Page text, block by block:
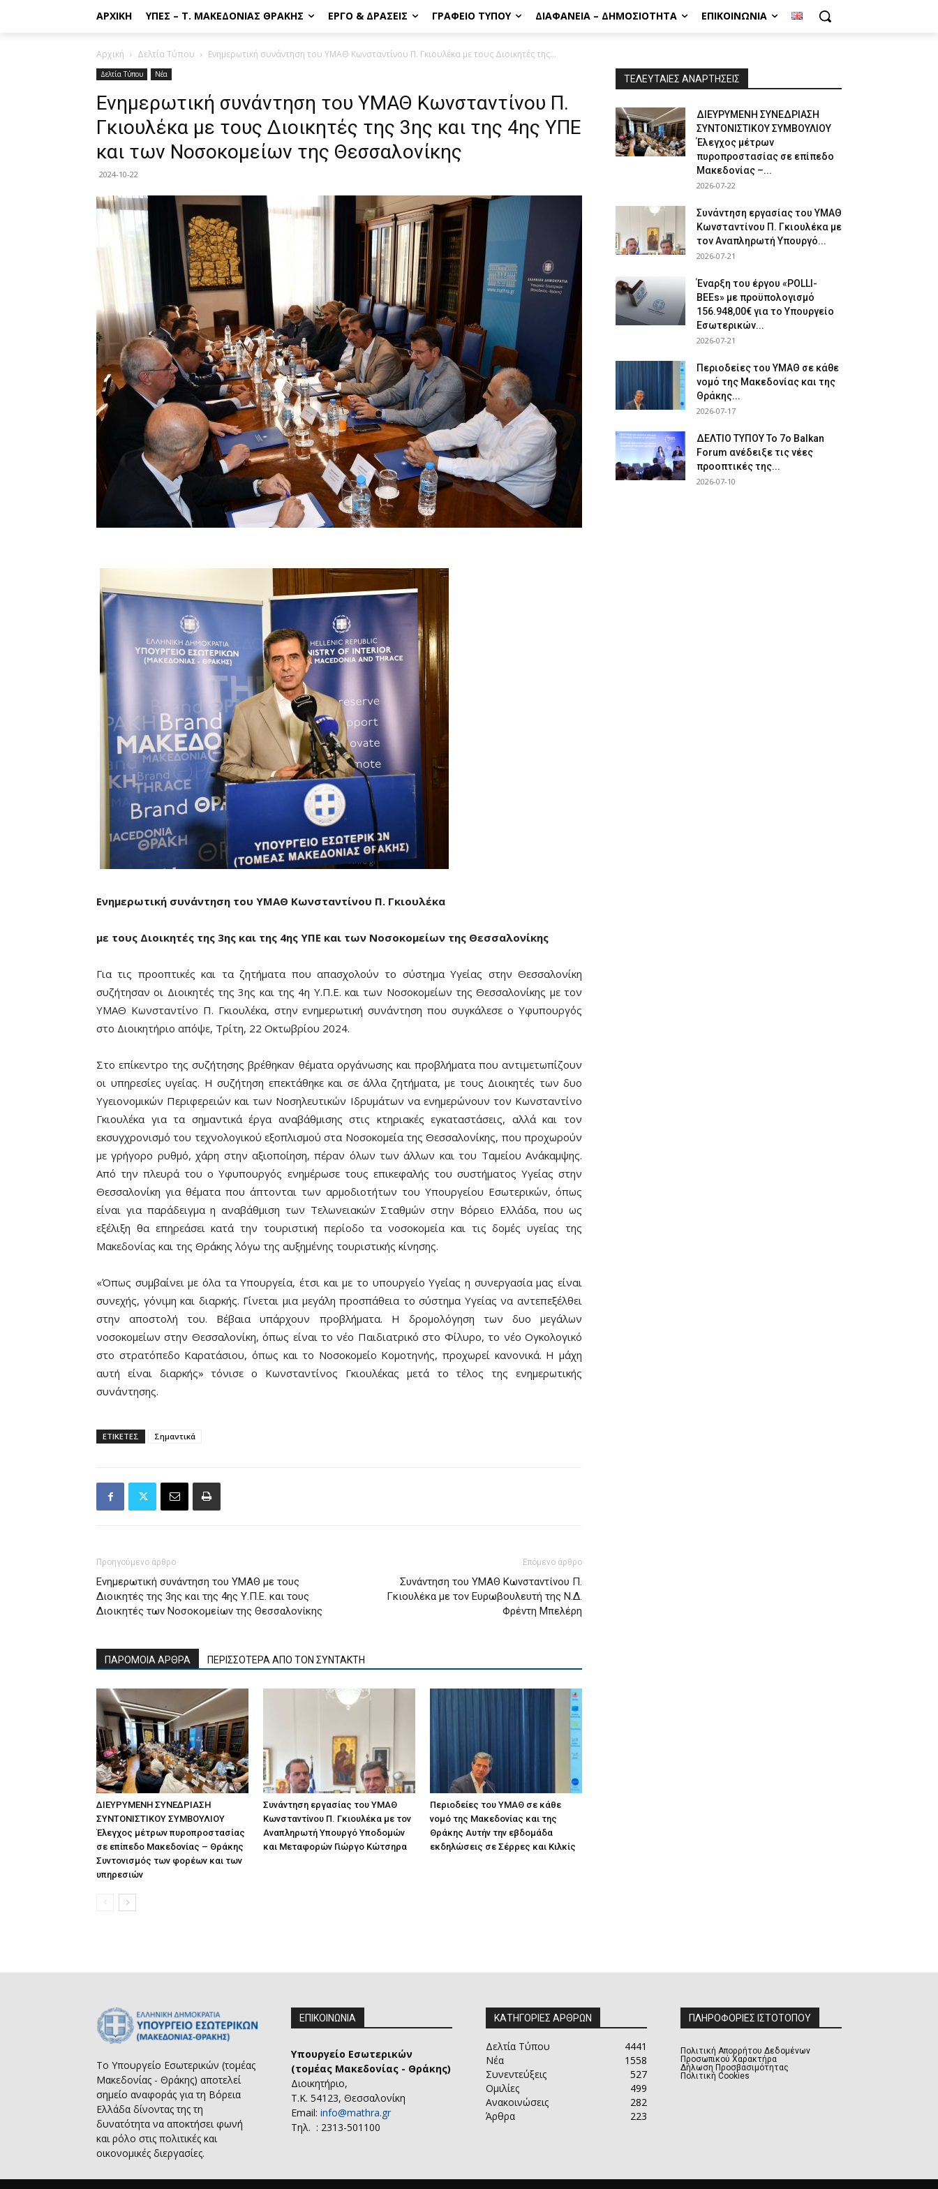
ΑΡΧΙΚΉ ΥΠΕΣ – Τ. ΜΑΚΕΔΟΝΊΑΣ ΘΡΆΚΗΣ ΈΡΓΟ & ΔΡΆΣΕΙΣ ΓΡΑΦΕΊΟ ΤΎΠΟΥ ΔΙΑΦΆΝΕΙΑ – ΔΗΜΟΣΙΌΤΗΤΑ ΕΠΙΚΟΙΝΩΝΊΑ
Αρχική Δελτία Τύπου Ενημερωτική συνάντηση του ΥΜΑΘ Κωνσταντίνου Π. Γκιουλέκα με τους Διοικητές της...
Δελτία Τύπου Νέα
Ενημερωτική συνάντηση του ΥΜΑΘ Κωνσταντίνου Π.
Γκιουλέκα με τους Διοικητές της 3ης και της 4ης ΥΠΕ
και των Νοσοκομείων της Θεσσαλονίκης
2024-10-22
Ενημερωτική συνάντηση του ΥΜΑΘ Κωνσταντίνου Π. Γκιουλέκα
με τους Διοικητές της 3ης και της 4ης ΥΠΕ και των Νοσοκομείων της Θεσσαλονίκης
Για τις προοπτικές και τα ζητήματα που απασχολούν το σύστημα Υγείας στην Θεσσαλονίκη
συζήτησαν οι Διοικητές της 3ης και της 4η Υ.Π.Ε. και των Νοσοκομείων της Θεσσαλονίκης με τον
ΥΜΑΘ Κωνσταντίνο Π. Γκιουλέκα, στην ενημερωτική συνάντηση που συγκάλεσε ο Υφυπουργός
στο Διοικητήριο απόψε, Τρίτη, 22 Οκτωβρίου 2024.
Στο επίκεντρο της συζήτησης βρέθηκαν θέματα οργάνωσης και προβλήματα που αντιμετωπίζουν
οι υπηρεσίες υγείας. Η συζήτηση επεκτάθηκε και σε άλλα ζητήματα, με τους Διοικητές των δυο
Υγειονομικών Περιφερειών και των Νοσηλευτικών Ιδρυμάτων να ενημερώνουν τον Κωνσταντίνο
Γκιουλέκα για τα σημαντικά έργα αναβάθμισης στις κτηριακές εγκαταστάσεις, αλλά και τον
εκσυγχρονισμό του τεχνολογικού εξοπλισμού στα Νοσοκομεία της Θεσσαλονίκης, που προχωρούν
με γρήγορο ρυθμό, χάρη στην αξιοποίηση, πέραν όλων των άλλων και του Ταμείου Ανάκαμψης.
Από την πλευρά του ο Υφυπουργός ενημέρωσε τους επικεφαλής του συστήματος Υγείας στην
Θεσσαλονίκη για θέματα που άπτονται των αρμοδιοτήτων του Υπουργείου Εσωτερικών, όπως
είναι για παράδειγμα η αναβάθμιση των Τελωνειακών Σταθμών στην Βόρειο Ελλάδα, που ως
εξέλιξη θα επηρεάσει κατά την τουριστική περίοδο τα νοσοκομεία και τις δομές υγείας της
Μακεδονίας και της Θράκης λόγω της αυξημένης τουριστικής κίνησης.
«Όπως συμβαίνει με όλα τα Υπουργεία, έτσι και με το υπουργείο Υγείας η συνεργασία μας είναι
συνεχής, γόνιμη και διαρκής. Γίνεται μια μεγάλη προσπάθεια το σύστημα Υγείας να αντεπεξέλθει
στην αποστολή του. Βέβαια υπάρχουν προβλήματα. Η δρομολόγηση των δυο μεγάλων
νοσοκομείων στην Θεσσαλονίκη, όπως είναι το νέο Παιδιατρικό στο Φίλυρο, το νέο Ογκολογικό
στο στρατόπεδο Καρατάσιου, όπως και το Νοσοκομείο Κομοτηνής, προχωρεί κανονικά. Η μάχη
αυτή είναι διαρκής» τόνισε ο Κωνσταντίνος Γκιουλέκας μετά το τέλος της ενημερωτικής
συνάντησης.
ΕΤΙΚΕΤΕΣ Σημαντικά
Προηγούμενο άρθρο
Ενημερωτική συνάντηση του ΥΜΑΘ με τους
Διοικητές της 3ης και της 4ης Υ.Π.Ε. και τους
Διοικητές των Νοσοκομείων της Θεσσαλονίκης
Επόμενο άρθρο
Συνάντηση του ΥΜΑΘ Κωνσταντίνου Π.
Γκιουλέκα με τον Ευρωβουλευτή της Ν.Δ.
Φρέντη Μπελέρη
ΠΑΡΟΜΟΙΑ ΑΡΘΡΑ ΠΕΡΙΣΣΟΤΕΡΑ ΑΠΟ ΤΟΝ ΣΥΝΤΑΚΤΗ
ΔΙΕΥΡΥΜΕΝΗ ΣΥΝΕΔΡΙΑΣΗ
ΣΥΝΤΟΝΙΣΤΙΚΟΥ ΣΥΜΒΟΥΛΙΟΥ
Έλεγχος μέτρων πυροπροστασίας
σε επίπεδο Μακεδονίας – Θράκης
Συντονισμός των φορέων και των
υπηρεσιών
Συνάντηση εργασίας του ΥΜΑΘ
Κωνσταντίνου Π. Γκιουλέκα με τον
Αναπληρωτή Υπουργό Υποδομών
και Μεταφορών Γιώργο Κώτσηρα
Περιοδείες του ΥΜΑΘ σε κάθε
νομό της Μακεδονίας και της
Θράκης Αυτήν την εβδομάδα
εκδηλώσεις σε Σέρρες και Κιλκίς
ΤΕΛΕΥΤΑΙΕΣ ΑΝΑΡΤΗΣΕΙΣ
ΔΙΕΥΡΥΜΕΝΗ ΣΥΝΕΔΡΙΑΣΗ
ΣΥΝΤΟΝΙΣΤΙΚΟΥ ΣΥΜΒΟΥΛΙΟΥ
Έλεγχος μέτρων
πυροπροστασίας σε επίπεδο
Μακεδονίας –...
2026-07-22
Συνάντηση εργασίας του ΥΜΑΘ
Κωνσταντίνου Π. Γκιουλέκα με
τον Αναπληρωτή Υπουργό...
2026-07-21
Έναρξη του έργου «POLLI-
BEEs» με προϋπολογισμό
156.948,00€ για το Υπουργείο
Εσωτερικών...
2026-07-21
Περιοδείες του ΥΜΑΘ σε κάθε
νομό της Μακεδονίας και της
Θράκης...
2026-07-17
ΔΕΛΤΙΟ ΤΥΠΟΥ Το 7ο Balkan
Forum ανέδειξε τις νέες
προοπτικές της...
2026-07-10
Το Υπουργείο Εσωτερικών (τομέας
Μακεδονίας - Θράκης) αποτελεί
σημείο αναφοράς για τη Βόρεια
Ελλάδα δίνοντας της τη
δυνατότητα να αποκτήσει φωνή
και ρόλο στις πολιτικές και
οικονομικές διεργασίες.
ΕΠΙΚΟΙΝΩΝΙΑ
Υπουργείο Εσωτερικών
(τομέας Μακεδονίας - Θράκης)
Διοικητήριο,
Τ.Κ. 54123, Θεσσαλονίκη
Email: info@mathra.gr
Τηλ. : 2313-501100
ΚΑΤΗΓΟΡΙΕΣ ΑΡΘΡΩΝ
Δελτία Τύπου
4441
Νέα
1558
Συνεντεύξεις
527
Ομιλίες
499
Ανακοινώσεις
282
Άρθρα
223
ΠΛΗΡΟΦΟΡΙΕΣ ΙΣΤΟΤΟΠΟΥ
Πολιτική Απορρήτου Δεδομένων
Προσωπικού Χαρακτήρα
Δήλωση Προσβασιμότητας
Πολιτική Cookies